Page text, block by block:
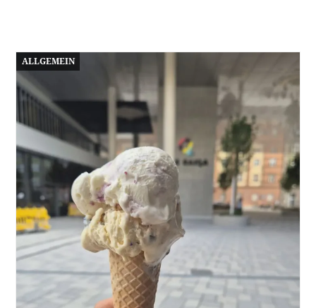
ALLGEMEIN